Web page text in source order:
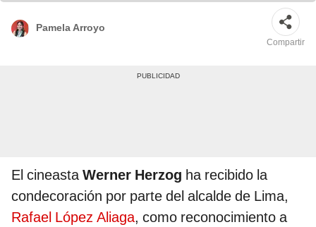
Pamela Arroyo
Compartir
El cineastaWerner Herzog ha recibido la
condecoración por parte del alcalde de Lima,
Rafael López Aliaga, como reconocimiento a